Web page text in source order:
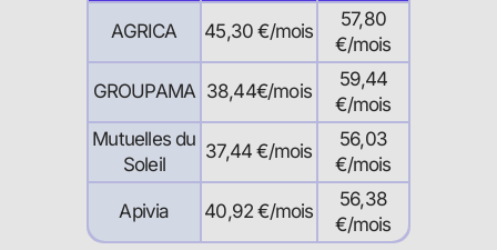
AGRICA 45,30 €/mois
57,80
€/mois
GROUPAMA 38,44€/mois
59,44
€/mois
Mutuelles du
Soleil
37,44 €/mois
56,03
€/mois
Apivia 40,92 €/mois
56,38
€/mois